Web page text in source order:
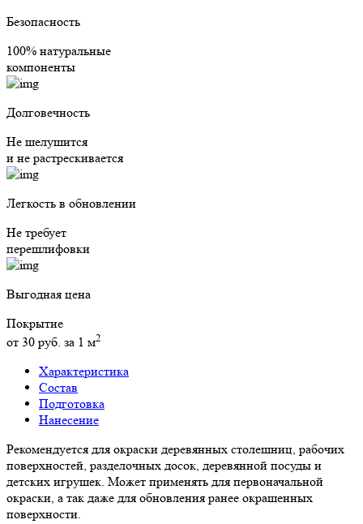
Безопасность
100% натуральные
компоненты
Долговечность
Не шелушится
и не растрескивается
Легкость в обновлении
Не требует
перешлифовки
Выгодная цена
Покрытие
от 30 руб. за 1 м2
Характеристика
Состав
Подготовка
Нанесение
Рекомендуется для окраски деревянных столешниц, рабочих
поверхностей, разделочных досок, деревянной посуды и
детских игрушек. Может применять для первоначальной
окраски, а так даже для обновления ранее окрашенных
поверхности.